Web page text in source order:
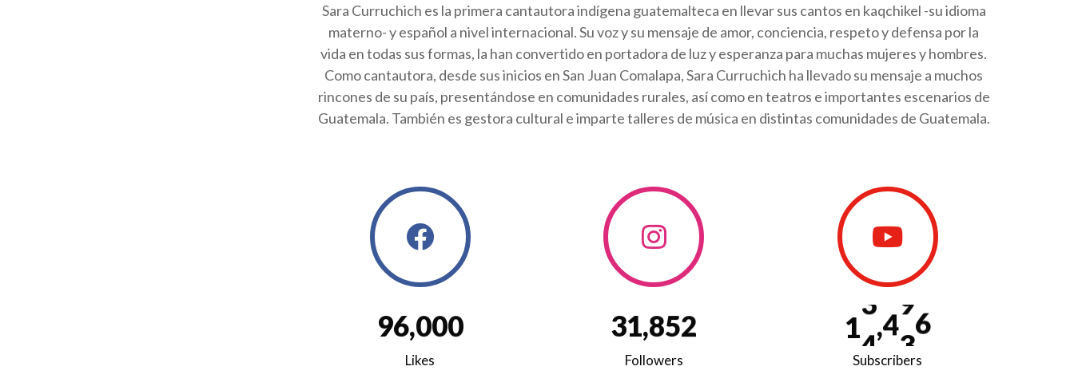
Sara Curruchich es la primera cantautora indígena guatemalteca en llevar sus cantos en kaqchikel -su idioma
materno- y español a nivel internacional. Su voz y su mensaje de amor, conciencia, respeto y defensa por la
vida en todas sus formas, la han convertido en portadora de luz y esperanza para muchas mujeres y hombres.
Como cantautora, desde sus inicios en San Juan Comalapa, Sara Curruchich ha llevado su mensaje a muchos
rincones de su país, presentándose en comunidades rurales, así como en teatros e importantes escenarios de
Guatemala. También es gestora cultural e imparte talleres de música en distintas comunidades de Guatemala.
96,000
Likes
31,852
Followers
14,90 0
Subscribers